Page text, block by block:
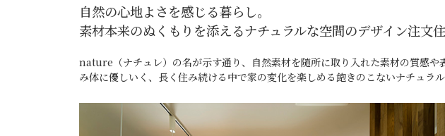
自然の心地よさを感じる暮らし。
素材本来のぬくもりを添えるナチュラルな空間のデザイン注文住
nature（ナチュレ）の名が示す通り、自然素材を随所に取り入れた素材の質感
み体に優しいく、長く住み続ける中で家の変化を楽しめる飽きのこないナチュラ